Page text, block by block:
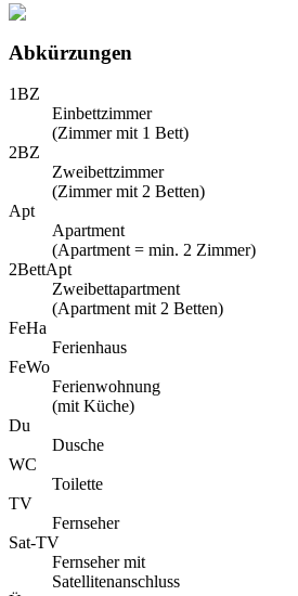
Abkürzungen
1BZ
Einbettzimmer
(Zimmer mit 1 Bett)
2BZ
Zweibettzimmer
(Zimmer mit 2 Betten)
Apt
Apartment
(Apartment = min. 2 Zimmer)
2BettApt
Zweibettapartment
(Apartment mit 2 Betten)
FeHa
Ferienhaus
FeWo
Ferienwohnung
(mit Küche)
Du
Dusche
WC
Toilette
TV
Fernseher
Sat-TV
Fernseher mit
Satellitenanschluss